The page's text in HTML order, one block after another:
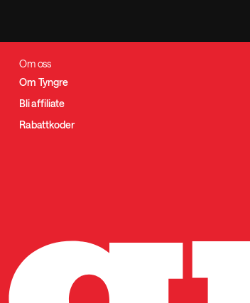
Om oss
Om Tyngre
Bli affiliate
Rabattkoder